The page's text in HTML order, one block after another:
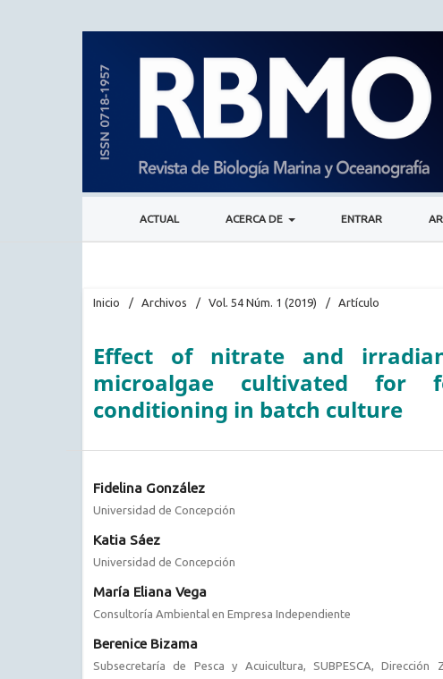
ACTUAL ACERCA DE ENTRAR
Inicio / Archivos / Vol. 54 Núm. 1 (2019) / Artículo
Effect of nitrate and
microalgae cultivated for
conditioning in batch culture
Fidelina González
Universidad de Concepción
Katia Sáez
Universidad de Concepción
María Eliana Vega
Consultoría Ambiental en Empresa Independiente
Berenice Bizama
Subsecretaría de Pesca y Acuicultura, SUBPESCA, Dirección